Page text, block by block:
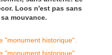
Loos n'est pas sans
mouvance.